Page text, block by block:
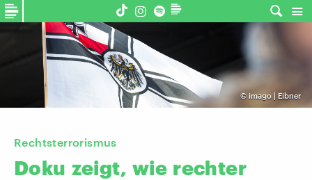
© imago | Eibner
Rechtsterrorismus
Doku zeigt, wie rechter